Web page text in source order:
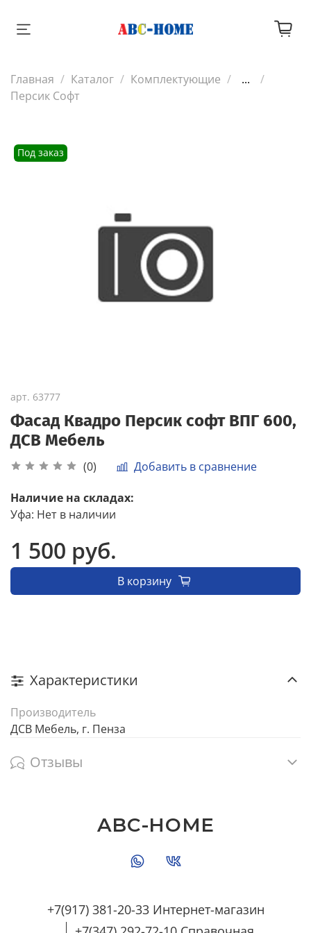
Главная Каталог Комплектующие
...
Персик Софт
Под заказ
арт. 63777
Фасад Квадро Персик софт ВПГ 600,
ДСВ Мебель
(0) Добавить в сравнение
Наличие на складах:
Уфа: Нет в наличии
1 500 руб.
В корзину
Характеристики
Производитель
ДСВ Мебель, г. Пенза
Отзывы
+7(917) 381-20-33 Интернет-магазин
ABC-HOME